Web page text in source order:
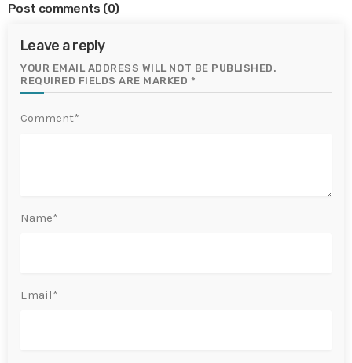
Post comments (0)
Leave a reply
YOUR EMAIL ADDRESS WILL NOT BE PUBLISHED.
REQUIRED FIELDS ARE MARKED *
Comment*
Name*
Email*